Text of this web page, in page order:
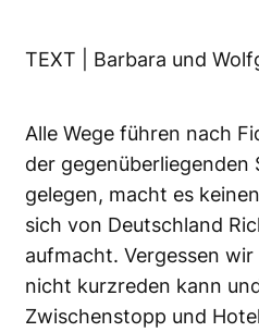
TEXT | Barbara und
Alle Wege führen nach
der gegenüberliegenden
gelegen, macht es
sich von Deutschland
aufmacht. Vergessen
nicht kurzreden kann
Zwischenstopp und